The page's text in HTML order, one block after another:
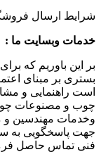
شرایط ارسال
خدمات وبسایت ما :
بر این باوریم که
بستری بر مبنای
است راهنمایی و
چوب و مصنوعات
وخدمات مهندسین
جهت پاسخگویی به
فنی تماس حاصل